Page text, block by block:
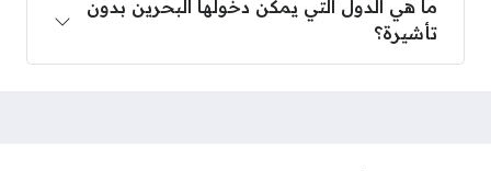
ما هي الدول التي يمكن دخولها البحرين بدون
تأشيرة؟